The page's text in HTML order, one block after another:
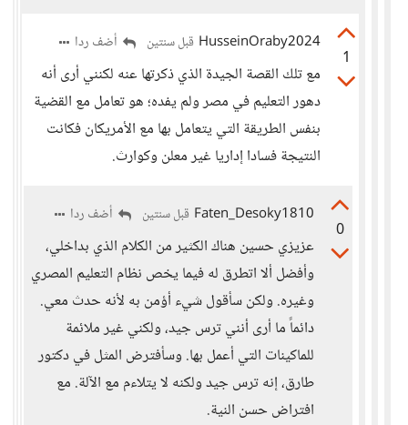
1
HusseinOraby2024 قبل سنتين أضف ردا
مع تلك القصة الجيدة الذي ذكرتها عنه لكنني أرى أنه
دهور التعليم في مصر ولم يفده؛ هو تعامل مع القضية
بنفس الطريقة التي يتعامل بها مع الأمريكان فكانت
النتيجة فسادا إداريا غير معلن وكوارث.
0
Faten_Desoky1810 قبل سنتين أضف ردا
عزيزي حسين هناك الكثير من الكلام الذي بداخلي،
وأفضل ألا اتطرق له فيما يخص نظام التعليم المصري
وغيره. ولكن سأقول شيء أؤمن به لأنه حدث معي.
دائماً ما أرى أنني ترس جيد، ولكني غير ملائمة
للماكينات التي أعمل بها. وسأفترض المثل في دكتور
طارق، إنه ترس جيد ولكنه لا يتلاءم مع الآلة. مع
افتراض حسن النية.